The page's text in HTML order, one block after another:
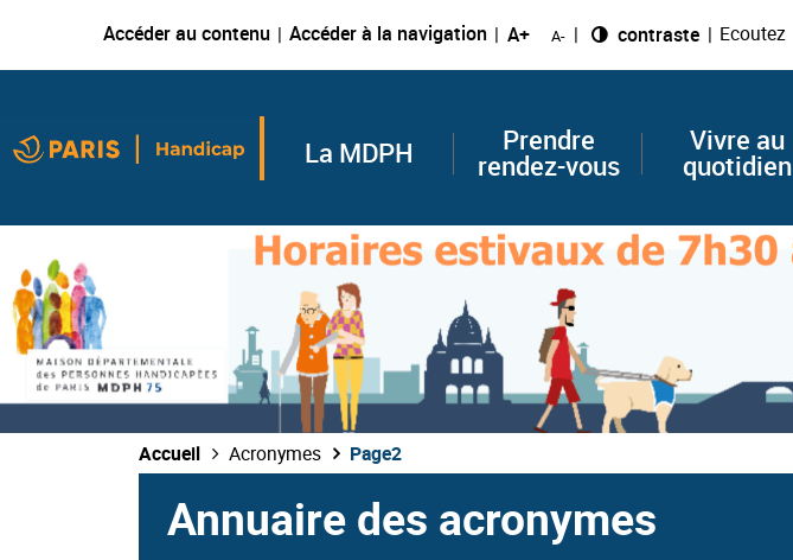
Accéder au contenu Accéder à la navigation A+ A- Changer le
contraste Ecoutez
La MDPH
Prendre
rendez-vous
Vivre au
quotidien
Accueil Acronymes Page2
Annuaire des acronymes